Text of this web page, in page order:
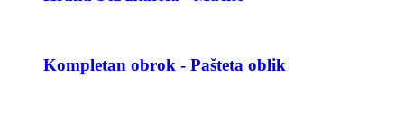
Kompletan obrok - Pašteta oblik